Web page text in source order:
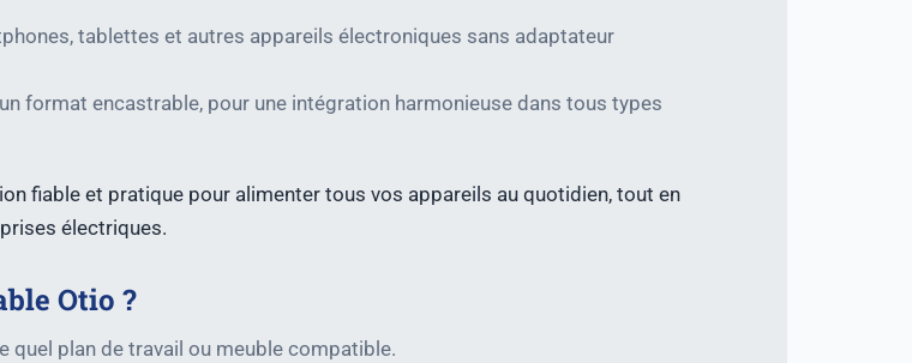
tablettes et autres appareils électroniques sans adaptateur
format encastrable, pour une intégration harmonieuse dans tous types
fiable et pratique pour alimenter tous vos appareils au quotidien, tout en
électriques.
Otio ?
quel plan de travail ou meuble compatible.